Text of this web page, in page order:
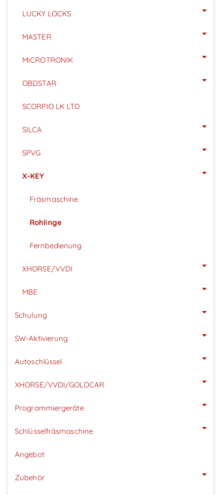
LUCKY LOCKS
MASTER
MICROTRONIK
OBDSTAR
SCORPIO LK LTD
SILCA
SPVG
X-KEY
Fräsmaschine
Rohlinge
Fernbedienung
XHORSE/VVDI
MBE
Schulung
SW-Aktivierung
Autoschlüssel
XHORSE/VVDI/GOLDCAR
Programmiergeräte
Schlüsselfräsmaschine
Angebot
Zubehör